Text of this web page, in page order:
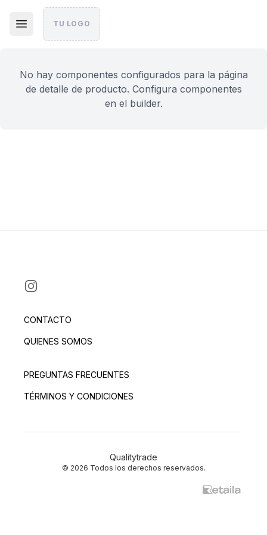
TU LOGO
No hay componentes configurados para la página
de detalle de producto. Configura componentes
en el builder.
INSTAGRAM
CONTACTO
QUIENES SOMOS
PREGUNTAS FRECUENTES
TÉRMINOS Y CONDICIONES
Qualitytrade
© 2026 Todos los derechos reservados.